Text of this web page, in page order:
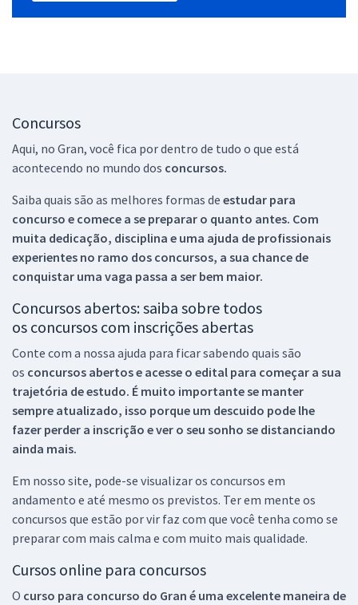
Concursos
Aqui, no Gran, você fica por dentro de tudo o que está
acontecendo no mundo dos concursos.
Saiba quais são as melhores formas de estudar para
concurso e comece a se preparar o quanto antes. Com
muita dedicação, disciplina e uma ajuda de profissionais
experientes no ramo dos concursos, a sua chance de
conquistar uma vaga passa a ser bem maior.
Concursos abertos: saiba sobre todos
os concursos com inscrições abertas
Conte com a nossa ajuda para ficar sabendo quais são
os concursos abertos e acesse o edital para começar a sua
trajetória de estudo. É muito importante se manter
sempre atualizado, isso porque um descuido pode lhe
fazer perder a inscrição e ver o seu sonho se distanciando
ainda mais.
Em nosso site, pode-se visualizar os concursos em
andamento e até mesmo os previstos. Ter em mente os
concursos que estão por vir faz com que você tenha como se
preparar com mais calma e com muito mais qualidade.
Cursos online para concursos
O curso para concurso do Gran é uma excelente maneira de